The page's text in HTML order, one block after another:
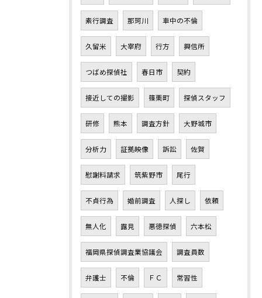
素行調査 那珂川 車中の不倫
久留米 大宰府 行方 興信所
つばめ探偵社 春日市 契約
接近しての撮影 篠栗町 探偵スタッフ
研修 熊本 調査方針 大野城市
分析力 証拠映像 訴訟 佐賀
慰謝料請求 筑紫野市 尾行
不貞行為 婚前調査 人探し 依頼
無人化 露見 悪徳探偵 六本松
福岡県探偵調査業協議会 調査員数
弁護士 不倫 ＦＣ 常習性